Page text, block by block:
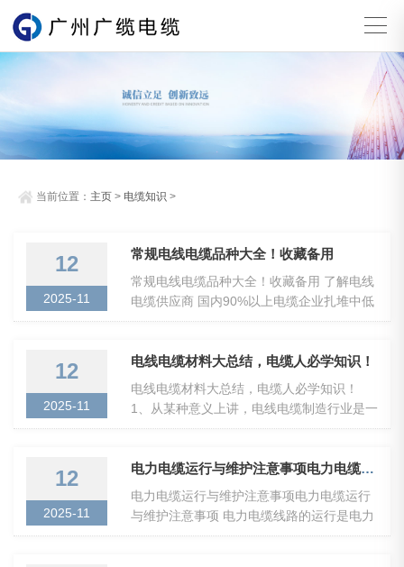
当前位置： 主页 > 电缆知识 >
12
2025-11
常规电线电缆品种大全！收藏备用
常规电线电缆品种大全！收藏备用 了解电线
电缆供应商 国内90%以上电缆企业扎堆中低
端常规产品（35KV以内电力电缆），原因始
缆需求爆发，原...
12
2025-11
电线电缆材料大总结，电缆人必学知识！
电线电缆材料大总结，电缆人必学知识！
1、从某种意义上讲，电线电缆制造行业是一
个材料精加工和组装的行业。一是材料用量
本的60-90%;二...
12
2025-11
电力电缆运行与维护注意事项电力电缆运行与维护注意事项
电力电缆运行与维护注意事项电力电缆运行
与维护注意事项 电力电缆线路的运行是电力
生产的重要环节之一，电缆线路运行的安全